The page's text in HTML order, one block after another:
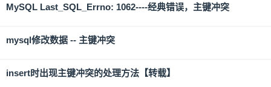
MySQL Last_SQL_Errno: 1062----经典错误，主键冲突
mysql修改数据 -- 主键冲突
insert时出现主键冲突的处理方法【转载】